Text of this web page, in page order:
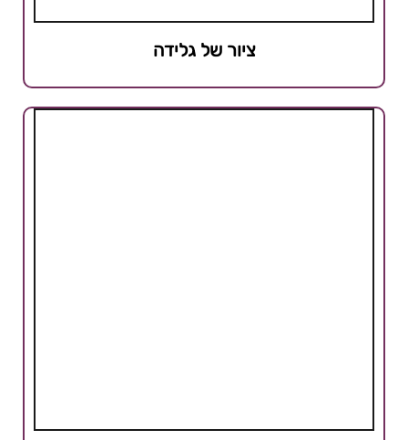
ציור של גלידה